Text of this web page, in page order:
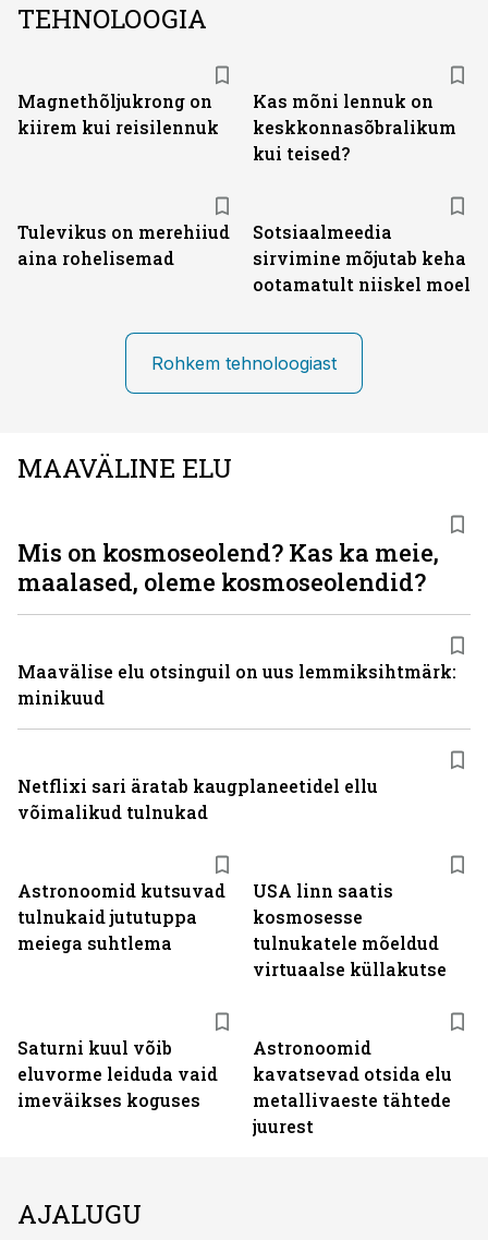
TEHNOLOOGIA
Magnethõljukrong on
kiirem kui reisilennuk
Kas mõni lennuk on
keskkonna­sõbralikum
kui teised?
Tulevikus on merehiiud
aina rohelisemad
Sotsiaalmeedia
sirvimine mõjutab keha
ootamatult niiskel moel
Rohkem tehnoloogiast
MAAVÄLINE ELU
Astronoomid kutsuvad
tulnukaid jututuppa
meiega suhtlema
USA linn saatis
kosmosesse
tulnukatele mõeldud
virtuaalse küllakutse
Saturni kuul võib
eluvorme leiduda vaid
imeväikses koguses
Astronoomid
kavatsevad otsida elu
metallivaeste tähtede
juurest
Mis on kosmoseolend? Kas ka meie,
maalased, oleme kosmoseolendid?
Maavälise elu otsinguil on uus lemmiksihtmärk:
minikuud
Netflixi sari äratab kaugplaneetidel ellu
võimalikud tulnukad
AJALUGU